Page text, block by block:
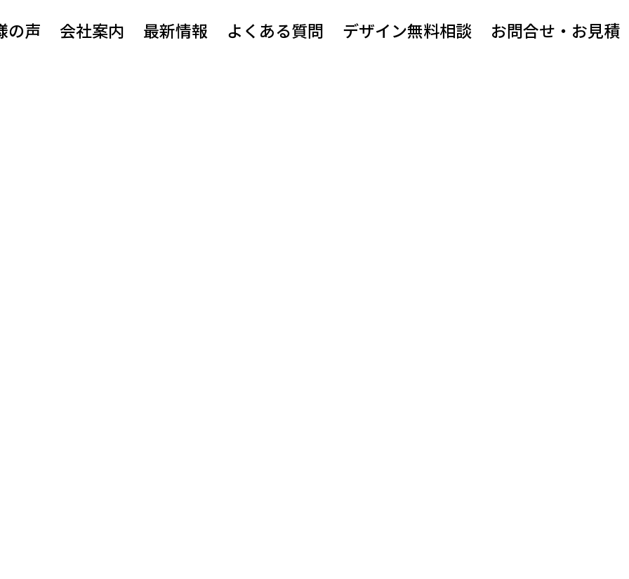
の声 会社案内 最新情報 よくある質問 デザイン無料相談 お問合せ・お見積